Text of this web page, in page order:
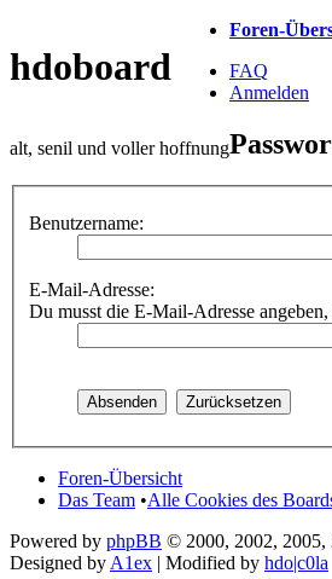
hdoboard
alt, senil und voller hoffnung
Foren-
FAQ
Anmelden
Benutzername:
E-Mail-Adresse:
Du musst die E-Mail-Adresse
Foren-Übersicht
Das Team •Alle Cookies des
Powered by phpBB © 2000, 2002, 2005,
Designed byA1ex | Modified by hdo|c0la